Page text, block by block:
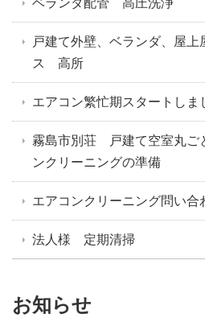
戸建て外壁、ベランダ、屋
ス 高所
エアコン繁忙期スタートしま
霧島市別荘 戸建て空室丸ご
ンクリーニングの準備
エアコンクリーニング問い合
法人様 定期清掃
お知らせ